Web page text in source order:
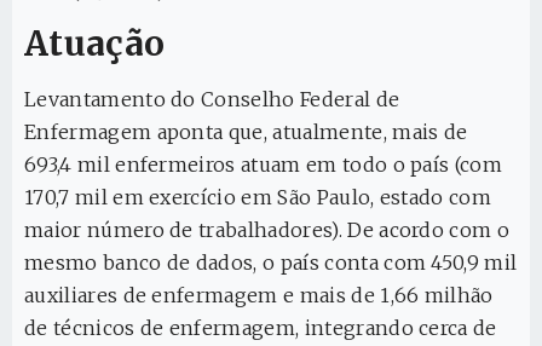
Atuação
Levantamento do Conselho Federal de
Enfermagem aponta que, atualmente, mais de
693,4 mil enfermeiros atuam em todo o país (com
170,7 mil em exercício em São Paulo, estado com
maior número de trabalhadores). De acordo com o
mesmo banco de dados, o país conta com 450,9 mil
auxiliares de enfermagem e mais de 1,66 milhão
de técnicos de enfermagem, integrando cerca de